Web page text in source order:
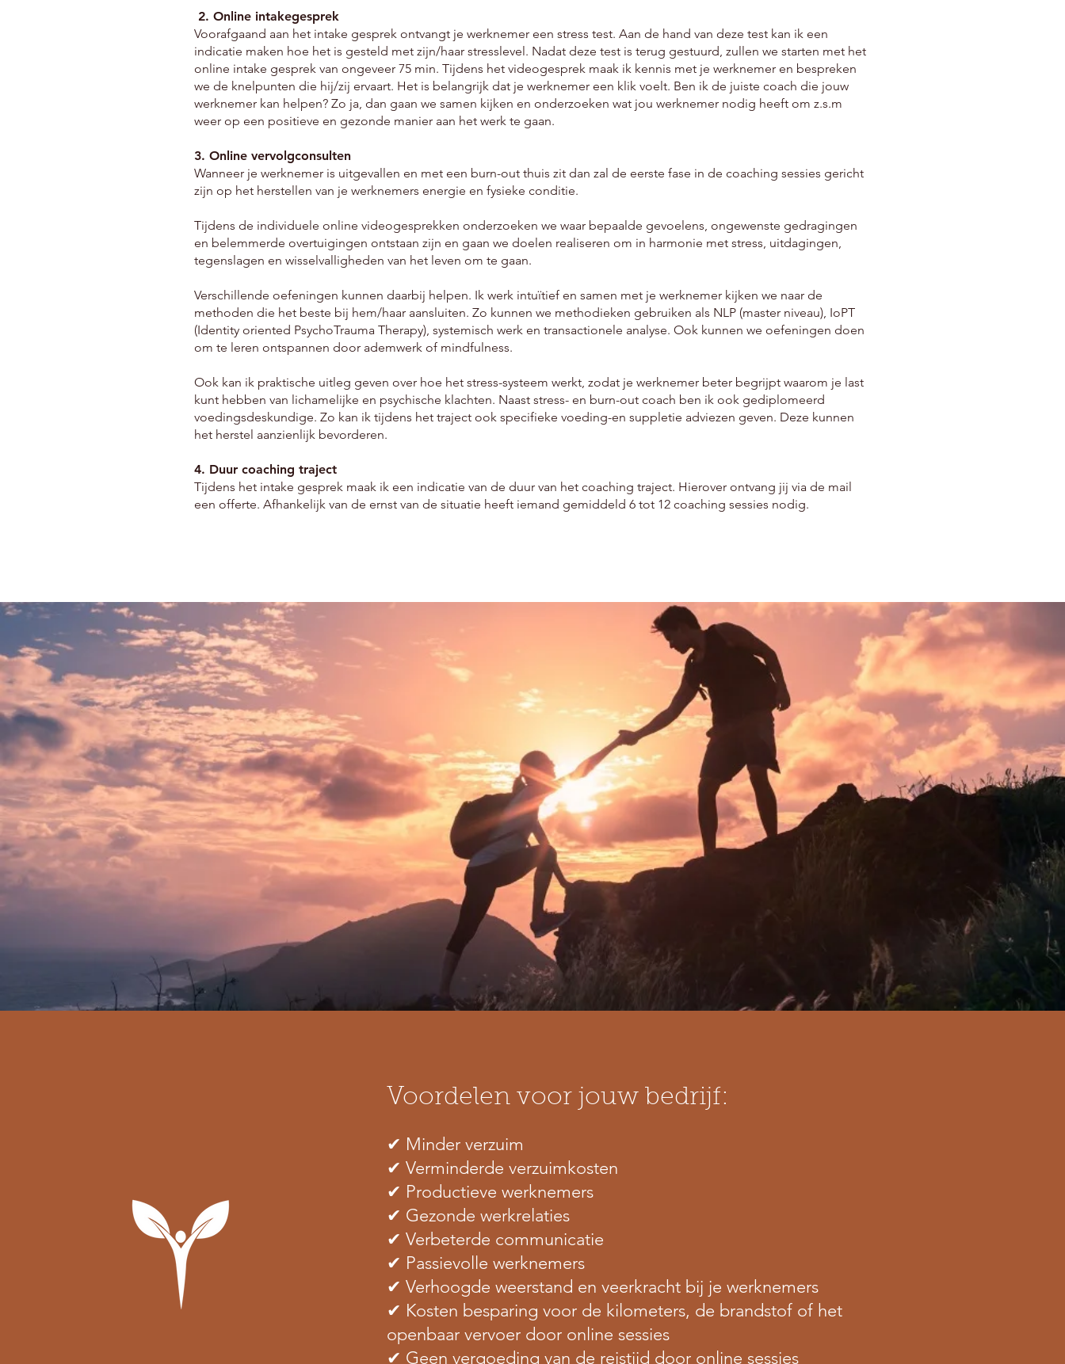
2. Online intakegesprek
Voorafgaand aan het intake gesprek ontvangt je werknemer een stress test. Aan de hand van deze test kan ik een
indicatie maken hoe het is gesteld met zijn/haar stresslevel. Nadat deze test is terug gestuurd, zullen we starten met het
online intake gesprek van ongeveer 75 min. Tijdens het videogesprek maak ik kennis met je werknemer en bespreken
we de knelpunten die hij/zij ervaart. Het is belangrijk dat je werknemer een klik voelt. Ben ik de juiste coach die jouw
werknemer kan helpen? Zo ja, dan gaan we samen kijken en onderzoeken wat jou werknemer nodig heeft om z.s.m
weer op een positieve en gezonde manier aan het werk te gaan.
3. Online vervolgconsulten
Wanneer je werknemer is uitgevallen en met een burn-out thuis zit dan zal de eerste fase in de coaching sessies gericht
zijn op het herstellen van je werknemers energie en fysieke conditie.
Tijdens de individuele online videogesprekken onderzoeken we waar bepaalde gevoelens, ongewenste gedragingen
en belemmerde overtuigingen ontstaan zijn en gaan we doelen realiseren om in harmonie met stress, uitdagingen,
tegenslagen en wisselvalligheden van het leven om te gaan.
Verschillende oefeningen kunnen daarbij helpen. Ik werk intuïtief en samen met je werknemer kijken we naar de
methoden die het beste bij hem/haar aansluiten. Zo kunnen we methodieken gebruiken als NLP (master niveau), IoPT
(Identity oriented PsychoTrauma Therapy), systemisch werk en transactionele analyse. Ook kunnen we oefeningen doen
om te leren ontspannen door ademwerk of mindfulness.
Ook kan ik praktische uitleg geven over hoe het stress-systeem werkt, zodat je werknemer beter begrijpt waarom je last
kunt hebben van lichamelijke en psychische klachten. Naast stress- en burn-out coach ben ik ook gediplomeerd
voedingsdeskundige. Zo kan ik tijdens het traject ook specifieke voeding-en suppletie adviezen geven. Deze kunnen
het herstel aanzienlijk bevorderen.
4. Duur coaching traject
Tijdens het intake gesprek maak ik een indicatie van de duur van het coaching traject. Hierover ontvang jij via de mail
een offerte. Afhankelijk van de ernst van de situatie heeft iemand gemiddeld 6 tot 12 coaching sessies nodig. ​​​​
Voordelen voor jouw bedrijf:
✔ Minder verzuim
✔ Verminderde verzuimkosten
✔ Productieve werknemers
✔ Gezonde werkrelaties
✔ Verbeterde communicatie
✔ Passievolle werknemers
✔ Verhoogde weerstand en veerkracht bij je werknemers
✔ Kosten besparing voor de kilometers, de brandstof of het
openbaar vervoer door online sessies
✔ Geen vergoeding van de reistijd door online sessies